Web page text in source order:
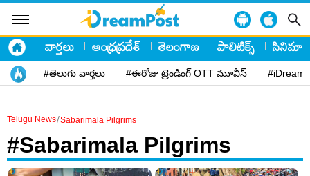
వార్తలు ఆంధ్రప్రదేశ్ తెలంగాణ పాలిటిక్స్ సినిమా
#తెలుగు వార్తలు #ఈరోజు ట్రెండింగ్ OTT మూవీస్
Telugu News/Sabarimala Pilgrims
#Sabarimala Pilgrims